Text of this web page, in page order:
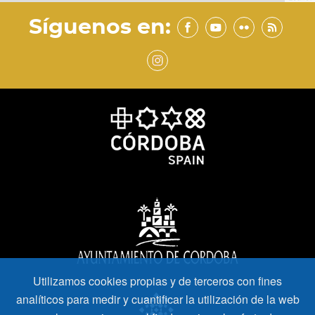
Síguenos en:
Utilizamos cookies propias y de terceros con fines
analíticos para medir y cuantificar la utilización de la web